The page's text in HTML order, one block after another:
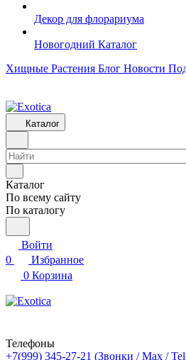
Декор для флорариума
Новогодний Каталог
Хищные Растения Блог Новости
Каталог
Каталог
По всему сайту
По каталогу
Войти
0
Избранное
0 Корзина
Телефоны
+7(999) 345-27-21 (Звонки / Max /